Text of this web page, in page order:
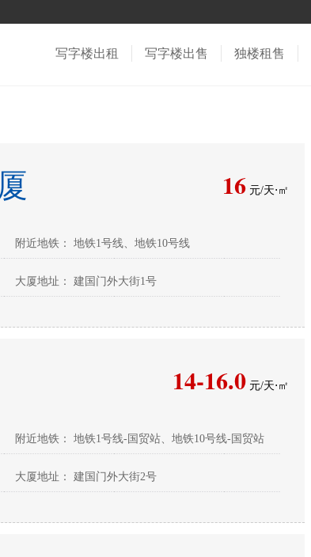
写字楼出租 写字楼出售 独楼租售
16 元/天⋅㎡
附近地铁： 地铁1号线、地铁10号线
大厦地址： 建国门外大街1号
14-16.0 元/天⋅㎡
附近地铁： 地铁1号线-国贸站、地铁10号线-国贸站
大厦地址： 建国门外大街2号